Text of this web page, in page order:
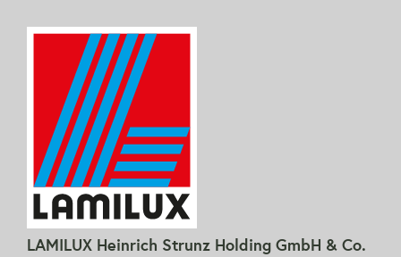
LAMILUX Heinrich Strunz Holding GmbH & Co.